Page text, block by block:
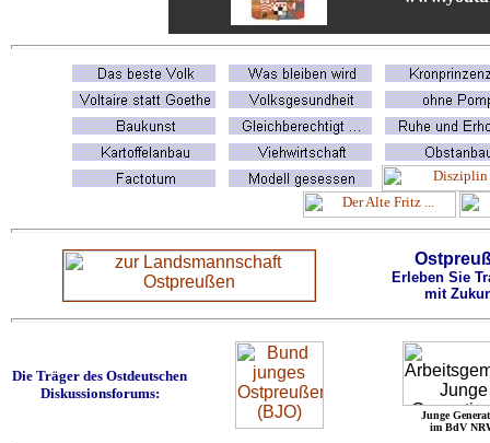
Erleben Sie
mit
Die Träger des Ostdeutschen
Diskussionsforums:
Junge
im BdV